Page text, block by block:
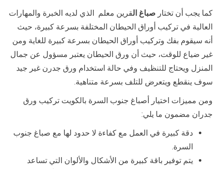
كما يجب أن تختار صباغ القرين معلم الذي لديه الخبرة والمهارات
العالية في تركيب أوراق الحيطان المختلفة بسرعة كبيرة، حيث
أنه سيقوم بفك وتركيب أوراق الحيطان بسرعة كبيرة للغاية ومن
غير ضياع للوقت، حيث أن ورق الحيطان يعتبر مسؤول عن جمال
المنزل ويحتاج للتنظيف وفي حالة استخدام ورق جدرن غير جيد
سوف ينقطع ويتعرض للتلف بسرعة متناهية.
ومن مميزات اختيار أصباغ جنوب السرة بالكويت تركيب ورق
جدران مضمون ما يلي:
دقة كبيرة في العمل مع كفاءة لا حدود لها مع صباغ جنوب
السرة.
يتم توفير باقة كبيرة من الأشكال والألوان التي تساعد